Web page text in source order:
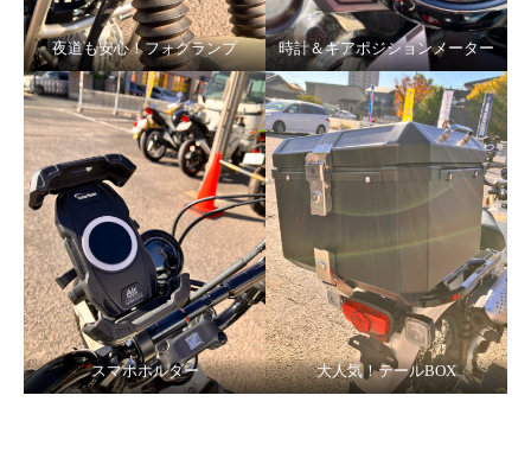
夜道も安心！フォグランプ 時計＆ギアポジションメーター
スマホホルダー 大人気！テールBOX